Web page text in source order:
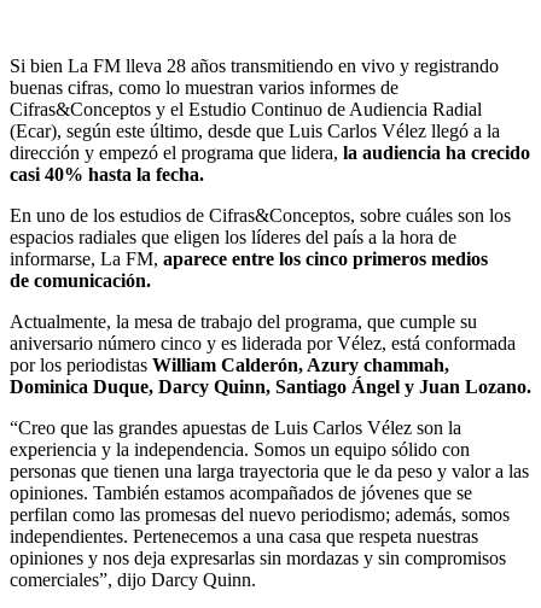
Si bien La FM lleva 28 años transmitiendo en vivo y registrando
buenas cifras, como lo muestran varios informes de
Cifras&Conceptos y el Estudio Continuo de Audiencia Radial
(Ecar), según este último, desde que Luis Carlos Vélez llegó a la
dirección y empezó el programa que lidera, la audiencia ha crecido
casi 40% hasta la fecha.
En uno de los estudios de Cifras&Conceptos, sobre cuáles son los
espacios radiales que eligen los líderes del país a la hora de
informarse, La FM, aparece entre los cinco primeros medios
de comunicación.
Actualmente, la mesa de trabajo del programa, que cumple su
aniversario número cinco y es liderada por Vélez, está conformada
por los periodistas William Calderón, Azury chammah,
Dominica Duque, Darcy Quinn, Santiago Ángel y Juan Lozano.
“Creo que las grandes apuestas de Luis Carlos Vélez son la
experiencia y la independencia. Somos un equipo sólido con
personas que tienen una larga trayectoria que le da peso y valor a las
opiniones. También estamos acompañados de jóvenes que se
perfilan como las promesas del nuevo periodismo; además, somos
independientes. Pertenecemos a una casa que respeta nuestras
opiniones y nos deja expresarlas sin mordazas y sin compromisos
comerciales”, dijo Darcy Quinn.